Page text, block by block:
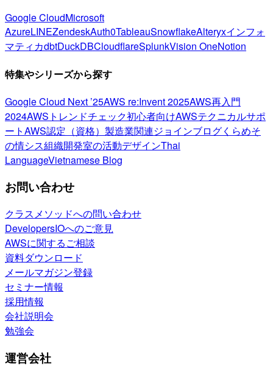
Google CloudMicrosoft
AzureLINEZendeskAuth0TableauSnowflakeAlteryxインフォ
マティカdbtDuckDBCloudflareSplunkVision OneNotion
特集やシリーズから探す
Google Cloud Next ’25AWS re:Invent 2025AWS再入門
2024AWSトレンドチェック初心者向けAWSテクニカルサポ
ートAWS認定（資格） 製造業関連ジョインブログくらめそ
の情シス組織開発室の活動デザインThai
LanguageVietnamese Blog
お問い合わせ
クラスメソッドへの問い合わせ
DevelopersIOへのご意見
AWSに関するご相談
資料ダウンロード
メールマガジン登録
セミナー情報
採用情報
会社説明会
勉強会
運営会社